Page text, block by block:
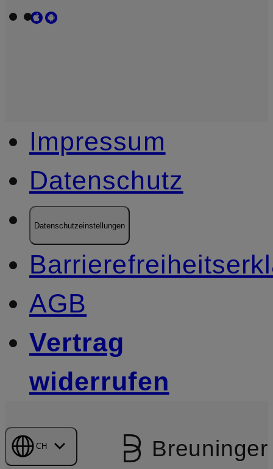
Impressum
Datenschutz
Datenschutzeinstellungen
AGB
Vertrag
widerrufen
CH Breuninger